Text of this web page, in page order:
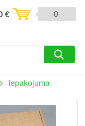
0
€
Iepakojuma